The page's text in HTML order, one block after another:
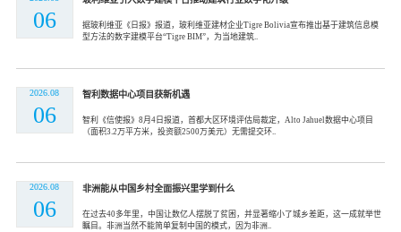
06
据玻利维亚《日报》报道，玻利维亚建材企业Tigre Bolivia宣布推出基于建筑信息模
型方法的数字建模平台“Tigre BIM”，为当地建筑..
2026.08
06
智利数据中心项目获新机遇
智利《信使报》8月4日报道，首都大区环境评估局裁定，Alto Jahuel数据中心项目
（面积3.2万平方米，投资额2500万美元）无需提交环..
2026.08
06
非洲能从中国乡村全面振兴里学到什么
在过去40多年里，中国让数亿人摆脱了贫困，并显著缩小了城乡差距，这一成就举世
瞩目。非洲当然不能简单复制中国的模式，因为非洲..